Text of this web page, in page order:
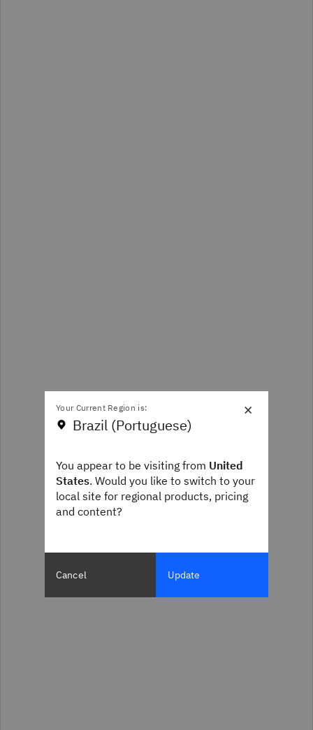
×
Your Current Region is:
Brazil (Portuguese)
You appear to be visiting from United
States. Would you like to switch to your
local site for regional products, pricing
and content?
Cancel Update